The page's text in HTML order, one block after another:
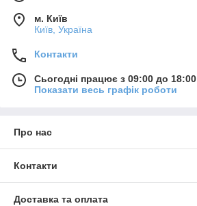
м. Київ
Київ, Україна
Контакти
Сьогодні працює з 09:00 до 18:00
Показати весь графік роботи
Про нас
Контакти
Доставка та оплата